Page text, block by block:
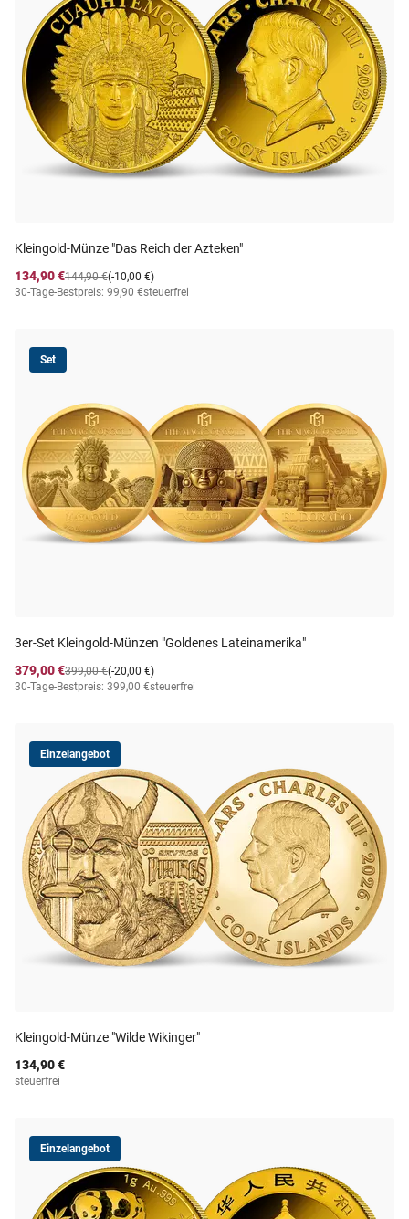
Kleingold-Münze "Das Reich der Azteken"
134,90 €
(-10,00 €)
144,90 €
30-Tage-Bestpreis: 99,90 €steuerfrei
Set
3er-Set Kleingold-Münzen "Goldenes Lateinamerika"
379,00 €
(-20,00 €)
399,00 €
30-Tage-Bestpreis: 399,00 €steuerfrei
Einzelangebot
Kleingold-Münze "Wilde Wikinger"
134,90 €
steuerfrei
Einzelangebot